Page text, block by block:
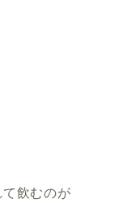
飲むのが